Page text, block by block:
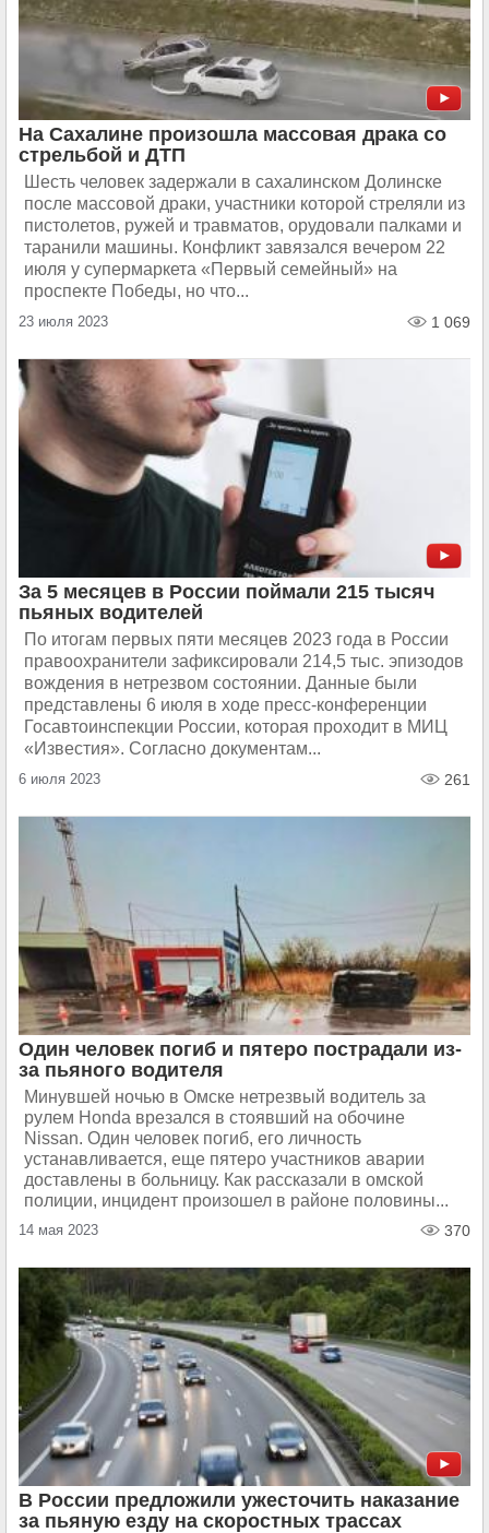
На Сахалине произошла массовая драка со
стрельбой и ДТП
Шесть человек задержали в сахалинском Долинске
после массовой драки, участники которой стреляли из
пистолетов, ружей и травматов, орудовали палками и
таранили машины. Конфликт завязался вечером 22
июля у супермаркета «Первый семейный» на
проспекте Победы, но что...
23 июля 2023 1 069
За 5 месяцев в России поймали 215 тысяч
пьяных водителей
По итогам первых пяти месяцев 2023 года в России
правоохранители зафиксировали 214,5 тыс. эпизодов
вождения в нетрезвом состоянии. Данные были
представлены 6 июля в ходе пресс-конференции
Госавтоинспекции России, которая проходит в МИЦ
«Известия». Согласно документам...
6 июля 2023 261
Один человек погиб и пятеро пострадали из-
за пьяного водителя
Минувшей ночью в Омске нетрезвый водитель за
рулем Honda врезался в стоявший на обочине
Nissan. Один человек погиб, его личность
устанавливается, еще пятеро участников аварии
доставлены в больницу. Как рассказали в омской
полиции, инцидент произошел в районе половины...
14 мая 2023 370
В России предложили ужесточить наказание
за пьяную езду на скоростных трассах